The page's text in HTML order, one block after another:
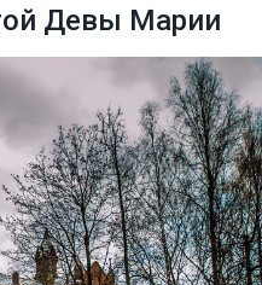
Девы Марии